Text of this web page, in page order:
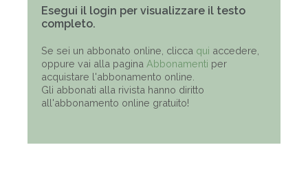
Esegui il login per visualizzare il testo
completo.
Se sei un abbonato online, clicca qui accedere,
oppure vai alla pagina Abbonamenti per
acquistare l'abbonamento online.
Gli abbonati alla rivista hanno diritto
all'abbonamento online gratuito!